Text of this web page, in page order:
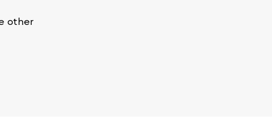
other